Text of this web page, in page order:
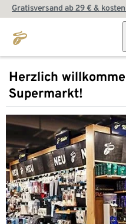
Gratisversand ab 29 € &
Herzlich
Supermarkt!